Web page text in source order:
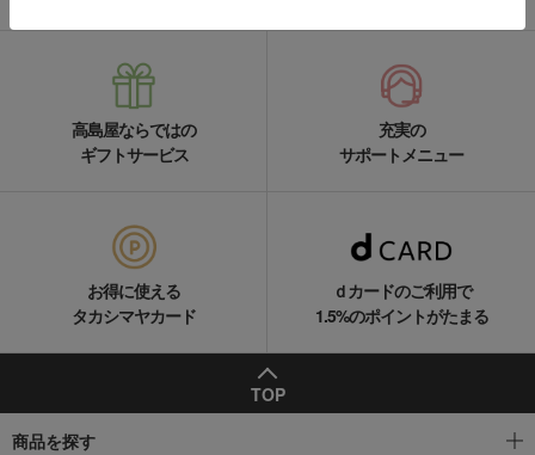
高島屋ならではの
ギフトサービス
充実の
サポートメニュー
お得に使える
タカシマヤカード
ｄカードのご利用で
1.5%のポイントがたまる
TOP
商品を探す